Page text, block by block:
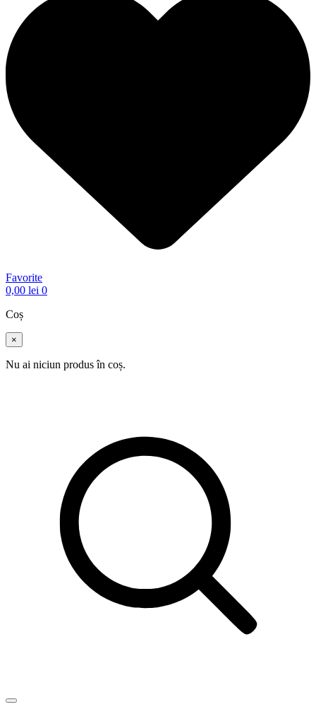
Favorite
0,00 lei 0
Coș
×
Nu ai niciun produs în coș.